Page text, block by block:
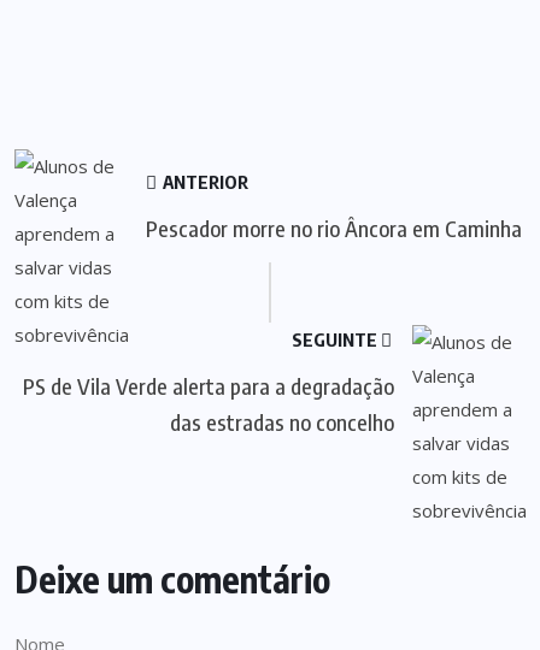
ANTERIOR
Pescador morre no rio Âncora em Caminha
SEGUINTE
PS de Vila Verde alerta para a degradação
das estradas no concelho
Deixe um comentário